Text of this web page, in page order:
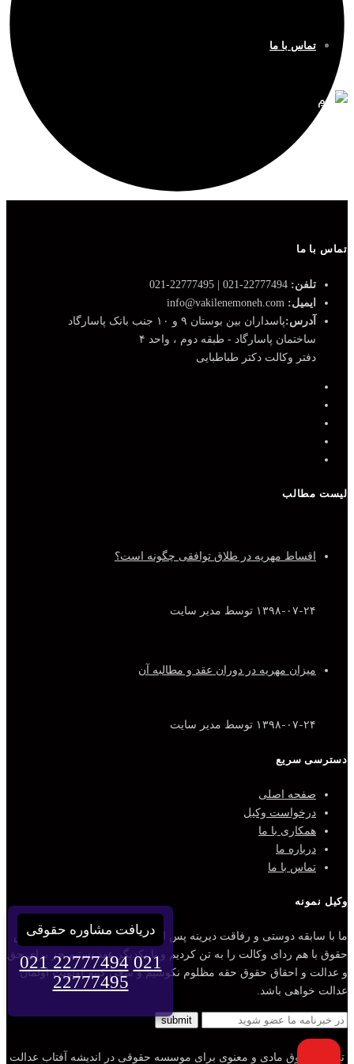
تماس با ما
تماس با ما
تلفن:
ایمیل:
آدرس:پاسداران بین بوستان ۹ و ۱۰ جنب بانک پاسارگاد
ساختمان پاسارگاد - طبقه دوم ، واحد ۴
دفتر وکالت دکتر طباطبایی
لیست مطالب
اقساط مهریه در طلاق توافقی چگونه است؟
۱۳۹۸-۰۷-۲۴ توسط مدیر سایت
میزان مهریه در دوران عقد و مطالبه آن
۱۳۹۸-۰۷-۲۴ توسط مدیر سایت
دسترسی سریع
صفحه اصلی
درخواست وکیل
همکاری با ما
درباره ما
تماس با ما
وکیل نمونه
ما با سابقه دوستی و رفاقت دیرینه پس از قبولی مشترک در رشته مقدس
حقوق با هم ردای وکالت را به تن کردیم و با یکدیگر عهد بستیم جز برای حق
و عدالت و احقاق حقوق حقه مظلوم نکوشیم و سعی کنیم اولویت اولمان
عدالت خواهی باشد.
تمامی حقوق مادی و معنوی برای موسسه حقوقی در اندیشه آفتاب عدالت
دریافت مشاوره حقوقی
021 22777494 021
22777495